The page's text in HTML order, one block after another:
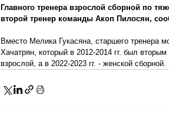
Главного тренера взрослой сборной по
второй тренер команды Акоп Пилосян,
Вместо Мелика Гукасяна, старшего тренера
Хачатрян, который в 2012-2014 гг. был
взрослой, а в 2022-2023 гг. - женской сборной.